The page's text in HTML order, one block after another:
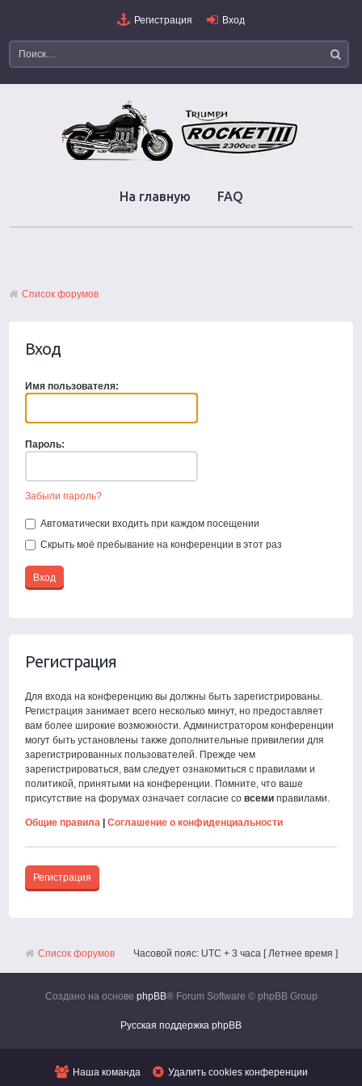
Регистрация Вход
На главную FAQ
Список форумов
Вход
Имя пользователя:
Пароль:
Забыли пароль?
Автоматически входить при каждом посещении
Скрыть моё пребывание на конференции в этот раз
Регистрация
Для входа на конференцию вы должны быть зарегистрированы.
Регистрация занимает всего несколько минут, но предоставляет
вам более широкие возможности. Администратором конференции
могут быть установлены также дополнительные привилегии для
зарегистрированных пользователей. Прежде чем
зарегистрироваться, вам следует ознакомиться с правилами и
политикой, принятыми на конференции. Помните, что ваше
присутствие на форумах означает согласие совсеми правилами.
Общие правила |Соглашение о конфиденциальности
Регистрация
Список форумов Часовой пояс: UTC + 3 часа [ Летнее время ]
Создано на основе phpBB® Forum Software © phpBB Group
Русская поддержка phpBB
Наша команда Удалить cookies конференции